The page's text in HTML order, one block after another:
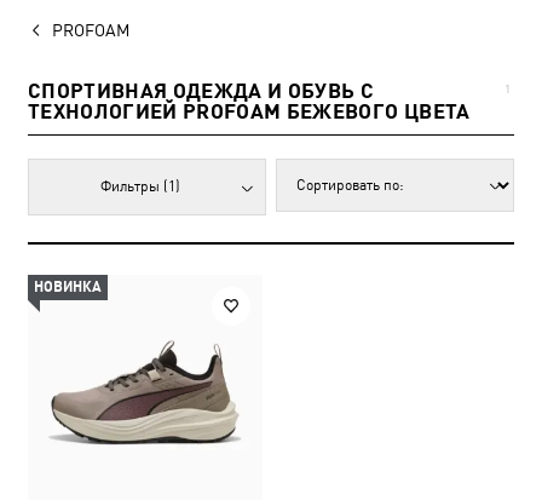
PROFOAM
СПОРТИВНАЯ ОДЕЖДА И ОБУВЬ С
ТЕХНОЛОГИЕЙ PROFOAM БЕЖЕВОГО ЦВЕТА
1
Фильтры (1)
НОВИНКА